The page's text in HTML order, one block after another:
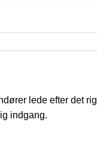
lede efter det
indgang.